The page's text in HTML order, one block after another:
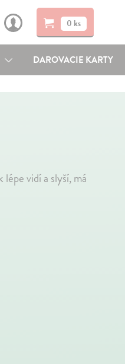
0 ks
DAROVACIE KARTY
vidí a slyší, má